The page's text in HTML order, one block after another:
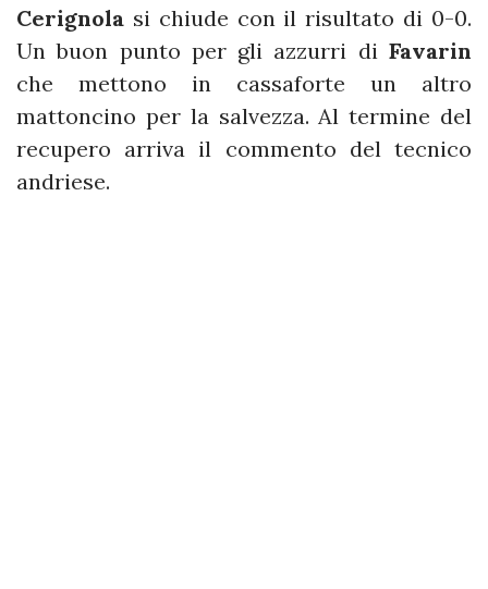
Cerignola si chiude con il risultato di 0-0.
Un buon punto per gli azzurri di Favarin
che mettono in cassaforte un altro
mattoncino per la salvezza. Al termine del
recupero arriva il commento del tecnico
andriese.